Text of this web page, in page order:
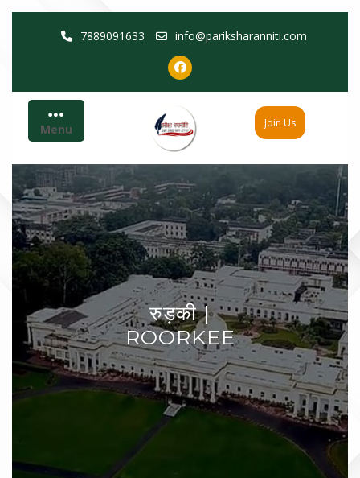
7889091633 info@pariksharanniti.com
Menu Join Us
रुड़की |
ROORKEE